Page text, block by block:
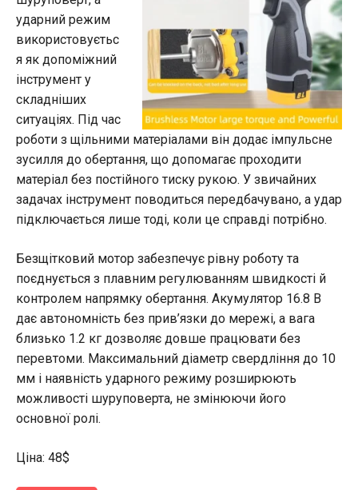
ударний режим
використовуєтьс
я як допоміжний
інструмент у
складніших
ситуаціях. Під час
роботи з щільними матеріалами він додає імпульсне
зусилля до обертання, що допомагає проходити
матеріал без постійного тиску рукою. У звичайних
задачах інструмент поводиться передбачувано, а удар
підключається лише тоді, коли це справді потрібно.
Безщітковий мотор забезпечує рівну роботу та
поєднується з плавним регулюванням швидкості й
контролем напрямку обертання. Акумулятор 16.8 В
дає автономність без прив’язки до мережі, а вага
близько 1.2 кг дозволяє довше працювати без
перевтоми. Максимальний діаметр свердління до 10
мм і наявність ударного режиму розширюють
можливості шуруповерта, не змінюючи його
основної ролі.
Ціна: 48$